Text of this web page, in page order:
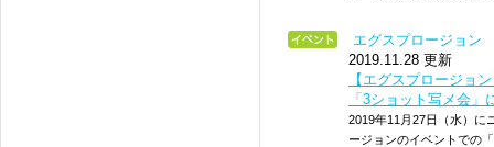
エグスプロージョン
2019.11.28 更新
【エグスプロージョ
「3ショット写メ会」
2019年11月27日（水）に
ージョンのイベントでの